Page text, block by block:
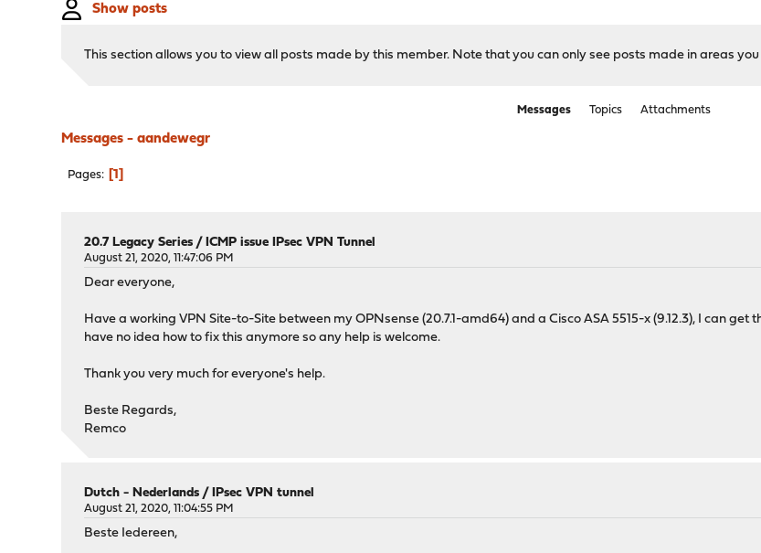
Show posts
This section allows you to view all posts made by this member. Note that you can only see posts made in areas
Messages Topics Attachments
Messages - aandewegr
Pages 1
20.7 Legacy Series /ICMP issue IPsec VPN Tunnel
August 21, 2020, 11:47:06 PM
Dear everyone,
Have a working VPN Site-to-Site between my OPNsense (20.7.1-amd64) and a Cisco ASA 5515-x (9.12.3), I can
have no idea how to fix this anymore so any help is welcome.
Thank you very much for everyone's help.
Beste Regards,
Remco
Dutch - Nederlands /IPsec VPN tunnel
August 21, 2020, 11:04:55 PM
Beste Iedereen,